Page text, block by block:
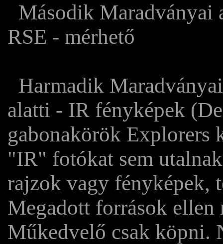
Második Maradványai
RSE - mérhető
Harmadik
alatti - IR fényképek
gabonakörök Explorers
"IR" fotókat sem
rajzok vagy fényképek,
Megadott források
Műkedvelő csak köpni.